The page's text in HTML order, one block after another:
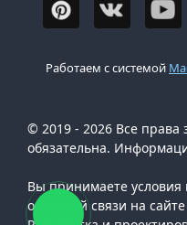
Работаем с системой
© 2019 - 2026 Все
обязательна.
Вы принимаете условия
обратной связи на